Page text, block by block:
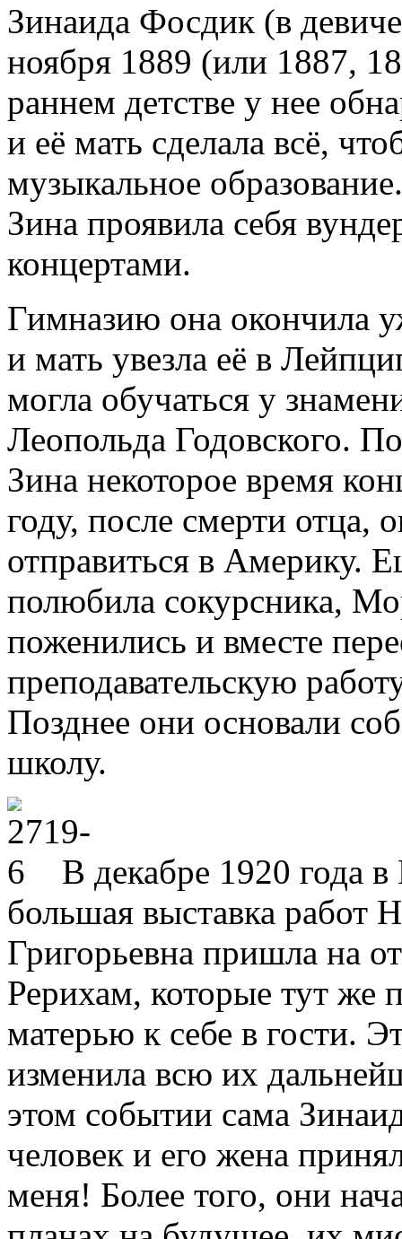
Зинаида Фосдик (в
ноября 1889 (или 1887,
раннем детстве у нее
и её мать сделала всё,
музыкальное
Зина проявила себя
концертами.
Гимназию она окончила
и мать увезла её в
могла обучаться у
Леопольда Годовского.
Зина некоторое время
году, после смерти отца,
отправиться в Америку.
полюбила сокурсника,
поженились и вместе
преподавательскую
Позднее они основали
школу.
В декабре 1920 года
большая выставка работ
Григорьевна пришла на
Рерихам, которые тут же
матерью к себе в гости.
изменила всю их
этом событии сама
человек и его жена
меня! Более того, они